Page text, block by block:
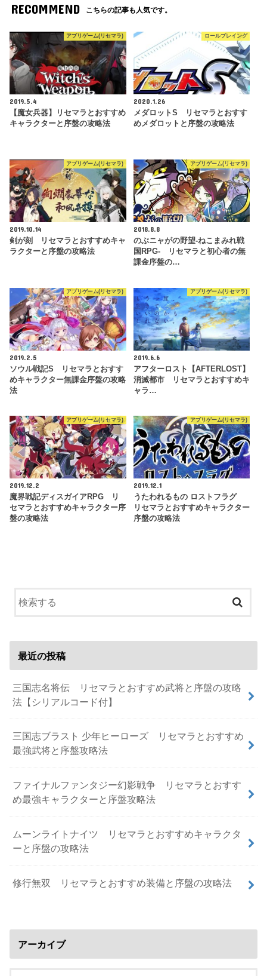
RECOMMEND こちらの記事も人気です。
アプリゲーム(リセマラ)
2019.5.4
【魔女兵器】リセマラとおすすめ
キャラクターと序盤の攻略法
ロールプレイング
2020.1.26
メダロットS リセマラとおすす
めメダロットと序盤の攻略法
アプリゲーム(リセマラ)
2019.10.14
剣が刻 リセマラとおすすめキャ
ラクターと序盤の攻略法
アプリゲーム(リセマラ)
2018.8.8
のぶニャがの野望‐ねこまみれ戦
国RPG- リセマラと初心者の無
課金序盤の…
アプリゲーム(リセマラ)
2019.2.5
ソウル戦記S リセマラとおすす
めキャラクター無課金序盤の攻略
法
アプリゲーム(リセマラ)
2019.6.6
アフターロスト【AFTERLOST】
消滅都市 リセマラとおすすめキ
ャラ…
アプリゲーム(リセマラ)
2019.12.2
魔界戦記ディスガイアRPG リ
セマラとおすすめキャラクター序
盤の攻略法
アプリゲーム(リセマラ)
2019.12.1
うたわれるもの ロストフラグ
リセマラとおすすめキャラクター
序盤の攻略法
最近の投稿
三国志名将伝 リセマラとおすすめ武将と序盤の攻略
法【シリアルコード付】
三国志ブラスト 少年ヒーローズ リセマラとおすすめ
最強武将と序盤攻略法
ファイナルファンタジー幻影戦争 リセマラとおすす
め最強キャラクターと序盤攻略法
ムーンライトナイツ リセマラとおすすめキャラクタ
ーと序盤の攻略法
修行無双 リセマラとおすすめ装備と序盤の攻略法
アーカイブ